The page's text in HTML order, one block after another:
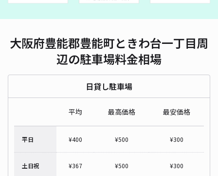
大阪府豊能郡豊能町ときわ台一丁目周
辺の駐車場料金相場
日貸し駐車場
平均 最高価格 最安価格
平日 ¥400 ¥500 ¥300
土日祝 ¥367 ¥500 ¥300